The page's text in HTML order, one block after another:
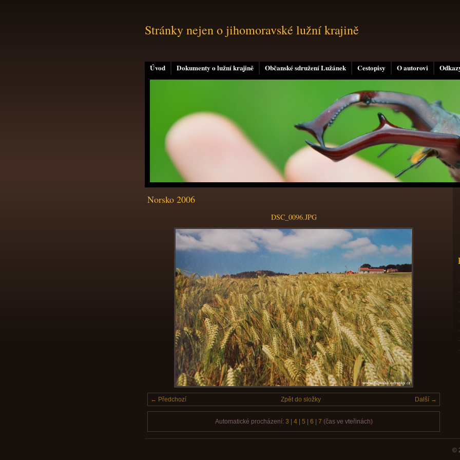
Úvod Dokumenty o lužní krajině Občanské sdružení Lužánek Cestopisy O autorovi
Stránky nejen o jihomoravské lužní krajině
Norsko 2006
DSC_0096.JPG
← Předchozí Další →
Zpět do složky
Automatické procházení: 3 4| 5 6 7 (čas ve vteřinách)
©